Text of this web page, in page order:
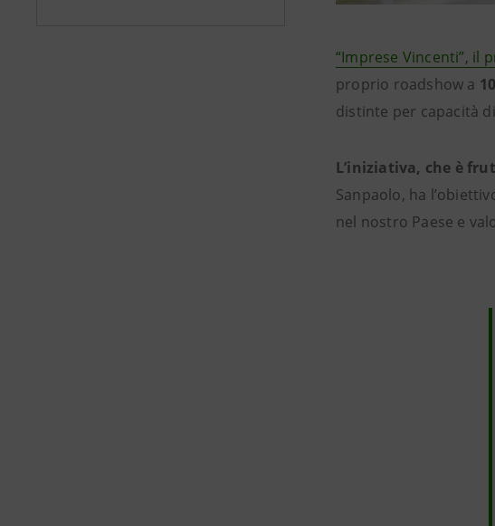
“Imprese Vincenti”, il
proprio roadshow a
distinte per capacità
L’iniziativa, che è
Sanpaolo, ha
nel nostro Paese e